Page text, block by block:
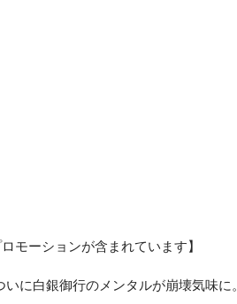
モーションが含まれています】
に白銀御行のメンタルが崩壊気味に。